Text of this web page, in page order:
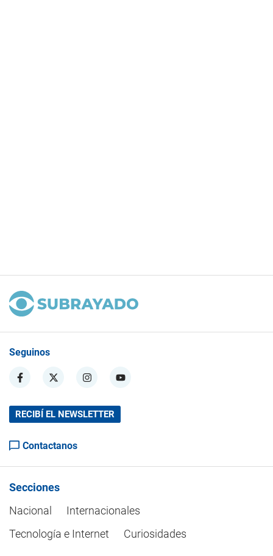
Seguinos
RECIBÍ EL NEWSLETTER
Contactanos
Secciones
Nacional
Internacionales
Tecnología e Internet
Curiosidades